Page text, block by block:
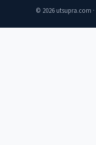
© 2026 utsupra.com ·